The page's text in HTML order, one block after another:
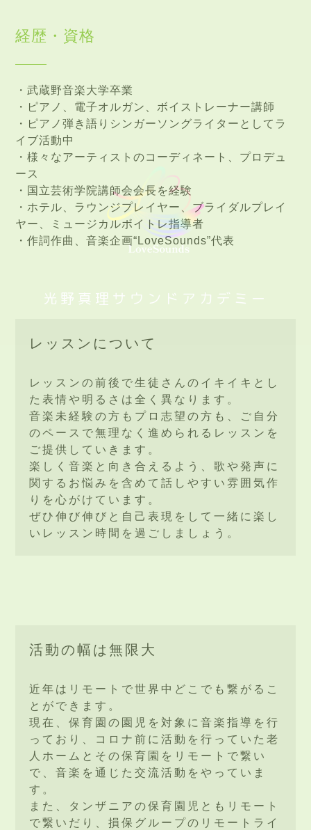
経歴・資格
・武蔵野音楽大学卒業
・ピアノ、電子オルガン、ボイストレーナー講師
・ピアノ弾き語りシンガーソングライターとしてラ
イブ活動中
・様々なアーティストのコーディネート、プロデュ
ース
・国立芸術学院講師会会長を経験
・ホテル、ラウンジプレイヤー、ブライダルプレイ
ヤー、ミュージカルボイトレ指導者
・作詞作曲、音楽企画“LoveSounds”代表
レッスンについて
レッスンの前後で生徒さんのイキイキとし
た表情や明るさは全く異なります。
音楽未経験の方もプロ志望の方も、ご自分
のペースで無理なく進められるレッスンを
ご提供していきます。
楽しく音楽と向き合えるよう、歌や発声に
関するお悩みを含めて話しやすい雰囲気作
りを心がけています。
ぜひ伸び伸びと自己表現をして一緒に楽し
いレッスン時間を過ごしましょう。
活動の幅は無限大
近年はリモートで世界中どこでも繋がるこ
とができます。
現在、保育園の園児を対象に音楽指導を行
っており、コロナ前に活動を行っていた老
人ホームとその保育園をリモートで繋い
で、音楽を通じた交流活動をやっていま
す。
また、タンザニアの保育園児ともリモート
で繋いだり、損保グループのリモートライ